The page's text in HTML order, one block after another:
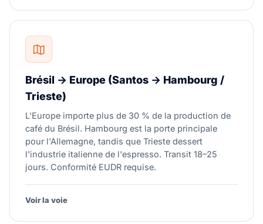
Brésil → Europe (Santos → Hambourg /
Trieste)
L'Europe importe plus de 30 % de la production de
café du Brésil. Hambourg est la porte principale
pour l'Allemagne, tandis que Trieste dessert
l'industrie italienne de l'espresso. Transit 18–25
jours. Conformité EUDR requise.
Voir la voie